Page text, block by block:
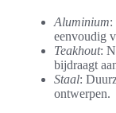
Aluminium:
eenvoudig
Teakhout:
bijdraagt
Staal:
ontwerpen.